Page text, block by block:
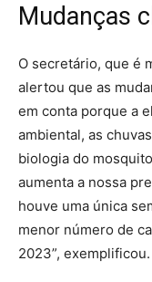
Mudanças
O secretário, que é
alertou que as
em conta porque a
ambiental, as
biologia do
aumenta a nossa
houve uma única
menor número de
2023”, exemplificou.